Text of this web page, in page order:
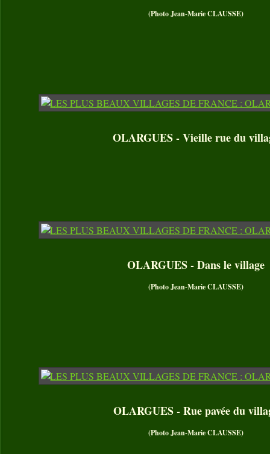
(Photo Jean-Marie CLAUSSE)
OLARGUES - Vieille rue du
OLARGUES - Dans le village
(Photo Jean-Marie CLAUSSE)
OLARGUES - Rue pavée du
(Photo Jean-Marie CLAUSSE)